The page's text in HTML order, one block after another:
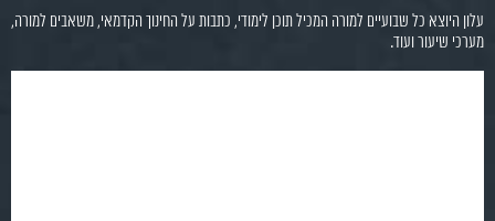
לימודי, כתבות על החינוך הקדמאי, משאבים למורה,